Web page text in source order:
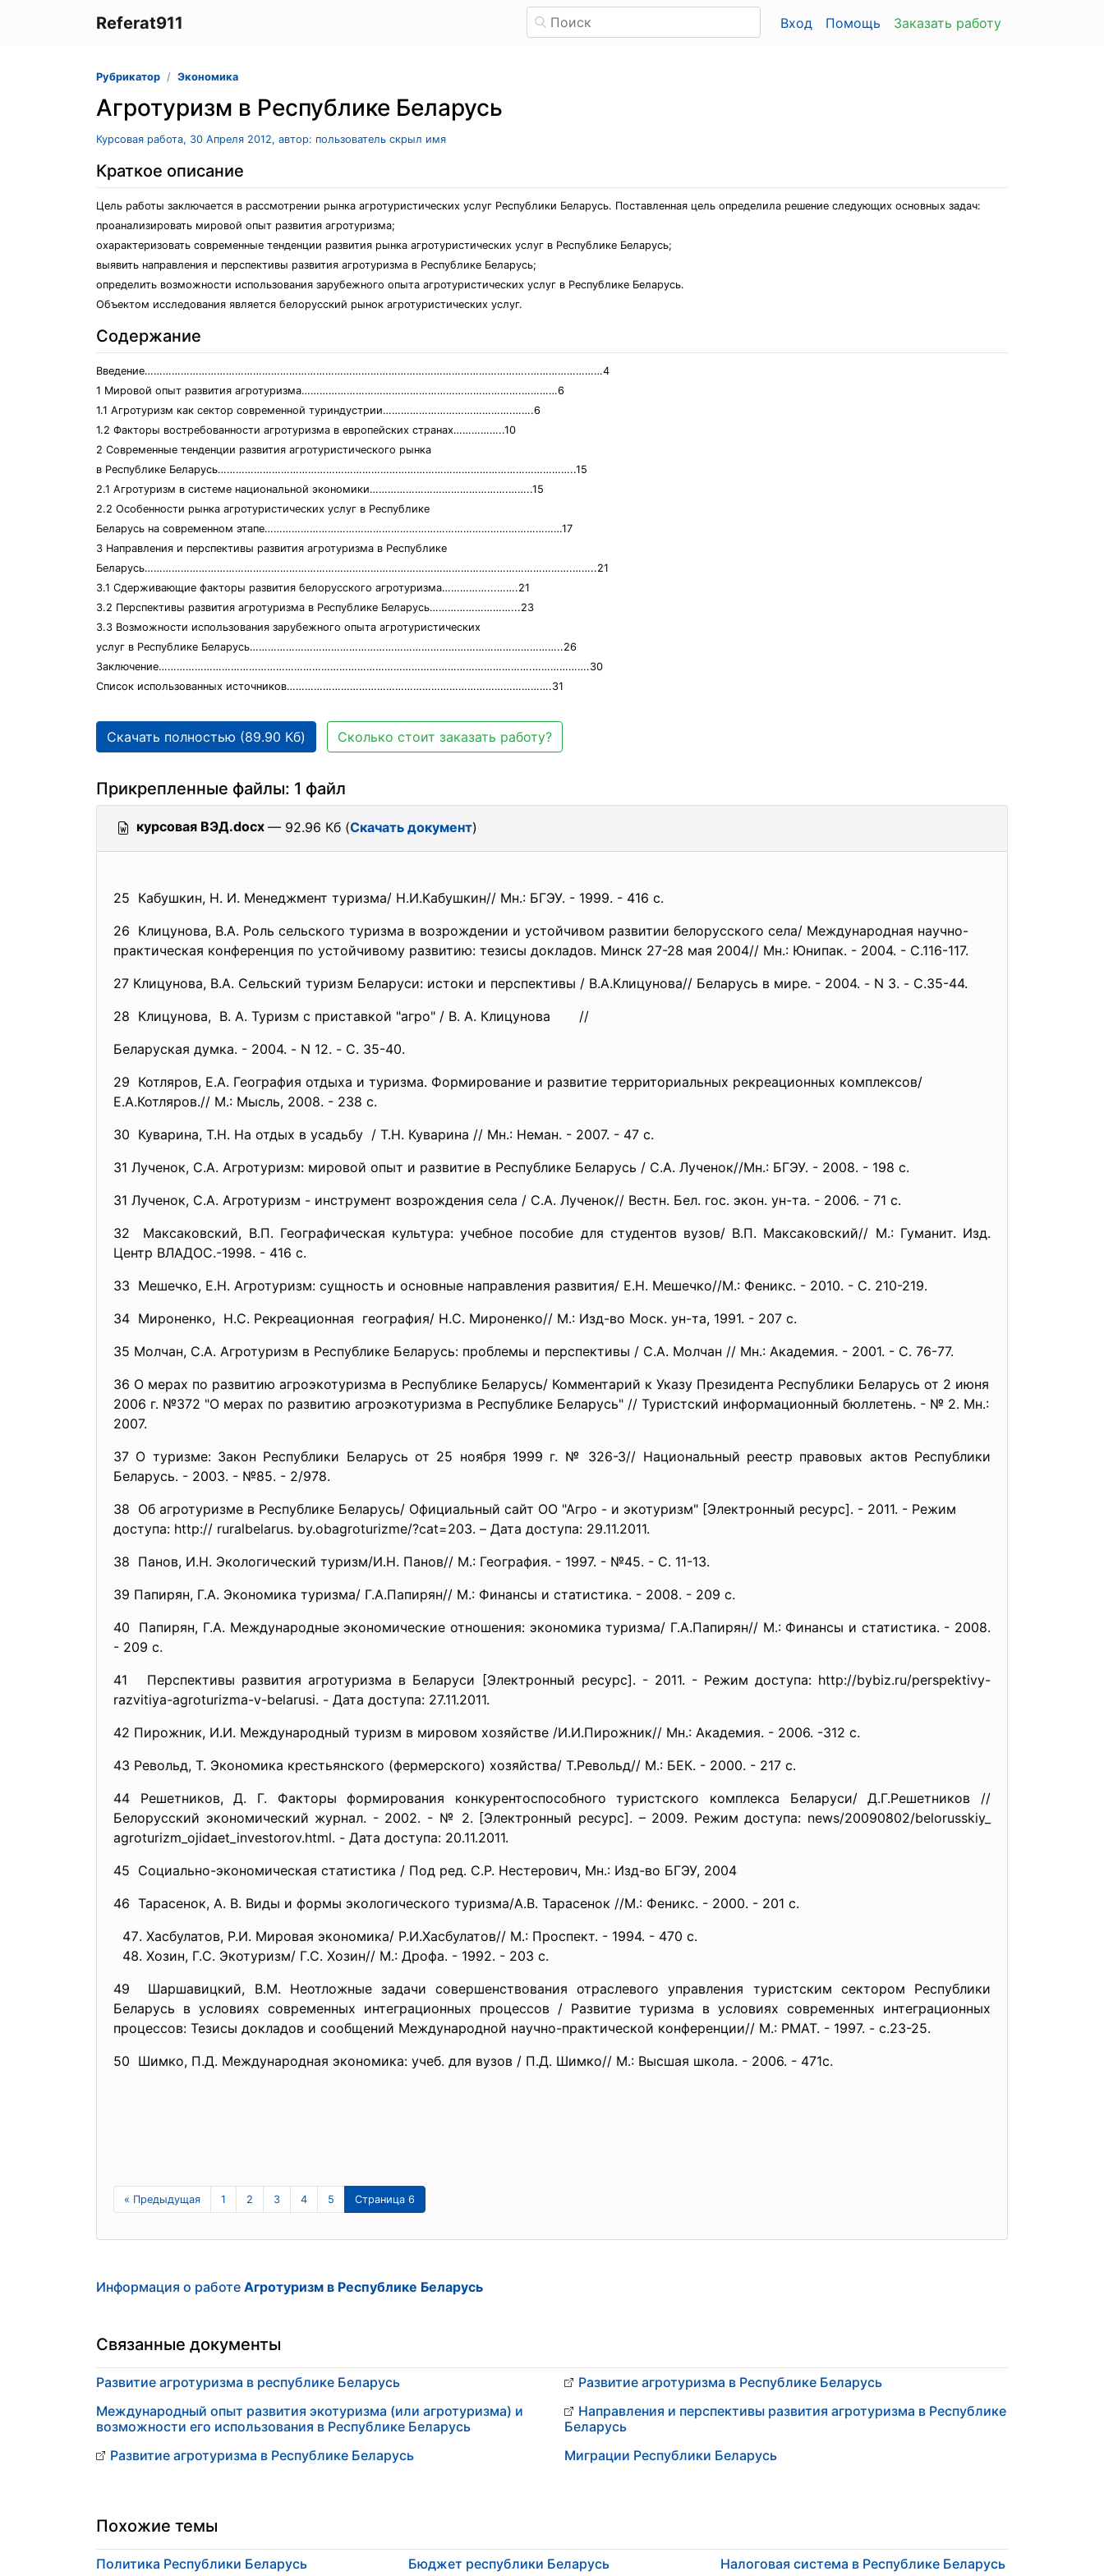
Referat911 Вход Помощь Заказать работу
Рубрикатор Экономика
Агротуризм в Республике Беларусь
Курсовая работа, 30 Апреля 2012, автор: пользователь скрыл имя
Краткое описание
Цель работы заключается в рассмотрении рынка агротуристических услуг Республики Беларусь. Поставленная цель определила решение следующих основных задач:
проанализировать мировой опыт развития агротуризма;
охарактеризовать современные тенденции развития рынка агротуристических услуг в Республике Беларусь;
выявить направления и перспективы развития агротуризма в Республике Беларусь;
определить возможности использования зарубежного опыта агротуристических услуг в Республике Беларусь.
Объектом исследования является белорусский рынок агротуристических услуг.
Содержание
Введение………………………………………………………………………………………………………………..……………………4
1 Мировой опыт развития агротуризма……………………………………………………………….…………6
1.1 Агротуризм как сектор современной туриндустрии…………………………………….…….6
1.2 Факторы востребованности агротуризма в европейских странах……………..10
2 Современные тенденции развития агротуристического рынка
в Республике Беларусь………………………………………………………………………………………………………..15
2.1 Агротуризм в системе национальной экономики……………………………………….……..15
2.2 Особенности рынка агротуристических услуг в Республике
Беларусь на современном этапе………………………………………………………………………………………17
3 Направления и перспективы развития агротуризма в Республике
Беларусь…………………………………………………………………………………………………………………………….……..21
3.1 Сдерживающие факторы развития белорусского агротуризма……………...…….21
3.2 Перспективы развития агротуризма в Республике Беларусь………………………...23
3.3 Возможности использования зарубежного опыта агротуристических
услуг в Республике Беларусь…………………………………………………………………………………………..26
Заключение…………………………………………………………………………………………………………….……………….30
Список использованных источников…………………………………………………………………………….31
Скачать полностью (89.90 Кб) Сколько стоит заказать работу?
Прикрепленные файлы: 1 файл
курсовая ВЭД.docx — 92.96 Кб (Скачать документ)
25 Кабушкин, Н. И. Менеджмент туризма/ Н.И.Кабушкин// Мн.: БГЭУ. - 1999. - 416 с.
26 Клицунова, В.А. Роль сельского туризма в возрождении и устойчивом развитии белорусского села/ Международная научно-
практическая конференция по устойчивому развитию: тезисы докладов. Минск 27-28 мая 2004// Мн.: Юнипак. - 2004. - С.116-117.
27 Клицунова, В.А. Сельский туризм Беларуси: истоки и перспективы / В.А.Клицунова// Беларусь в мире. - 2004. - N 3. - С.35-44.
28 Клицунова, В. А. Туризм с приставкой "агро" / В. А. Клицунова //
Беларуская думка. - 2004. - N 12. - С. 35-40.
29 Котляров, Е.А. География отдыха и туризма. Формирование и развитие территориальных рекреационных комплексов/
Е.А.Котляров.// М.: Мысль, 2008. - 238 с.
30 Куварина, Т.Н. На отдых в усадьбу / Т.Н. Куварина // Мн.: Неман. - 2007. - 47 с.
31 Лученок, С.А. Агротуризм: мировой опыт и развитие в Республике Беларусь / С.А. Лученок//Мн.: БГЭУ. - 2008. - 198 с.
31 Лученок, С.А. Агротуризм - инструмент возрождения села / С.А. Лученок// Вестн. Бел. гос. экон. ун-та. - 2006. - 71 с.
32 Максаковский, В.П. Географическая культура: учебное пособие для студентов вузов/ В.П. Максаковский// М.: Гуманит. Изд.
Центр ВЛАДОС.-1998. - 416 с.
33 Мешечко, Е.Н. Агротуризм: сущность и основные направления развития/ Е.Н. Мешечко//М.: Феникс. - 2010. - С. 210-219.
34 Мироненко, Н.С. Рекреационная география/ Н.С. Мироненко// М.: Изд-во Моск. ун-та, 1991. - 207 с.
35 Молчан, С.А. Агротуризм в Республике Беларусь: проблемы и перспективы / С.А. Молчан // Мн.: Академия. - 2001. - С. 76-77.
36 О мерах по развитию агроэкотуризма в Республике Беларусь/ Комментарий к Указу Президента Республики Беларусь от 2 июня
2006 г. №372 "О мерах по развитию агроэкотуризма в Республике Беларусь" // Туристский информационный бюллетень. - № 2. Мн.:
2007.
37 О туризме: Закон Республики Беларусь от 25 ноября 1999 г. № 326-З// Национальный реестр правовых актов Республики
Беларусь. - 2003. - №85. - 2/978.
38 Об агротуризме в Республике Беларусь/ Официальный сайт ОО "Агро - и экотуризм" [Электронный ресурс]. - 2011. - Режим
доступа: http:// ruralbelarus. by.obagroturizme/?cat=203. – Дата доступа: 29.11.2011.
38 Панов, И.Н. Экологический туризм/И.Н. Панов// М.: География. - 1997. - №45. - С. 11-13.
39 Папирян, Г.А. Экономика туризма/ Г.А.Папирян// М.: Финансы и статистика. - 2008. - 209 с.
40 Папирян, Г.А. Международные экономические отношения: экономика туризма/ Г.А.Папирян// М.: Финансы и статистика. - 2008.
- 209 с.
41 Перспективы развития агротуризма в Беларуси [Электронный ресурс]. - 2011. - Режим доступа: http://bybiz.ru/perspektivy-
razvitiya-agroturizma-v-belarusi. - Дата доступа: 27.11.2011.
42 Пирожник, И.И. Международный туризм в мировом хозяйстве /И.И.Пирожник// Мн.: Академия. - 2006. -312 с.
43 Револьд, Т. Экономика крестьянского (фермерского) хозяйства/ Т.Револьд// М.: БЕК. - 2000. - 217 с.
44 Решетников, Д. Г. Факторы формирования конкурентоспособного туристского комплекса Беларуси/ Д.Г.Решетников //
Белорусский экономический журнал. - 2002. - № 2. [Электронный ресурс]. – 2009. Режим доступа: news/20090802/belorusskiy_
agroturizm_ojidaet_investorov.html. - Дата доступа: 20.11.2011.
45 Социально-экономическая статистика / Под ред. С.Р. Нестерович, Мн.: Изд-во БГЭУ, 2004
46 Тарасенок, А. В. Виды и формы экологического туризма/А.В. Тарасенок //М.: Феникс. - 2000. - 201 с.
Хасбулатов, Р.И. Мировая экономика/ Р.И.Хасбулатов// М.: Проспект. - 1994. - 470 с.
Хозин, Г.С. Экотуризм/ Г.С. Хозин// М.: Дрофа. - 1992. - 203 с.
49 Шаршавицкий, В.М. Неотложные задачи совершенствования отраслевого управления туристским сектором Республики
Беларусь в условиях современных интеграционных процессов / Развитие туризма в условиях современных интеграционных
процессов: Тезисы докладов и сообщений Международной научно-практической конференции// М.: РМАТ. - 1997. - c.23-25.
50 Шимко, П.Д. Международная экономика: учеб. для вузов / П.Д. Шимко// М.: Высшая школа. - 2006. - 471с.
« Предыдущая 1 2 3 4 5 Страница 6
Информация о работе Агротуризм в Республике Беларусь
Связанные документы
Развитие агротуризма в республике Беларусь
Международный опыт развития экотуризма (или агротуризма) и
возможности его использования в Республике Беларусь
Развитие агротуризма в Республике Беларусь
Развитие агротуризма в Республике Беларусь
Направления и перспективы развития агротуризма в Республике
Беларусь
Миграции Республики Беларусь
Похожие темы
Политика Республики Беларусь Бюджет республики Беларусь Налоговая система в Республике Беларусь